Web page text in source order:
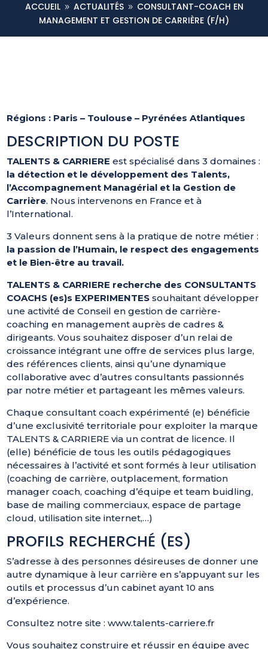
ACCUEIL 9 ACTUALITÉS 9 CONSULTANT-COACH EN
MANAGEMENT ET GESTION DE CARRIÈRE (F/H)
Régions : Paris – Toulouse – Pyrénées Atlantiques
DESCRIPTION DU POSTE
TALENTS & CARRIERE est spécialisé dans 3 domaines :
la détection et le développement des Talents,
l’Accompagnement Managérial et la Gestion de
Carrière. Nous intervenons en France et à
l’International.
3 Valeurs donnent sens à la pratique de notre métier :
la passion de l’Humain, le respect des engagements
et le Bien-être au travail.
TALENTS & CARRIERE recherche des CONSULTANTS
COACHS (es)s EXPERIMENTES souhaitant développer
une activité de Conseil en gestion de carrière-
coaching en management auprès de cadres &
dirigeants. Vous souhaitez disposer d’un relai de
croissance intégrant une offre de services plus large,
des références clients, ainsi qu’une dynamique
collaborative avec d’autres consultants passionnés
par notre métier et partageant les mêmes valeurs.
Chaque consultant coach expérimenté (e) bénéficie
d’une exclusivité territoriale pour exploiter la marque
TALENTS & CARRIERE via un contrat de licence. Il
(elle) bénéficie de tous les outils pédagogiques
nécessaires à l’activité et sont formés à leur utilisation
(coaching de carrière, outplacement, formation
manager coach, coaching d’équipe et team buidling,
base de mailing commerciaux, espace de partage
cloud, utilisation site internet,…)
PROFILS RECHERCHÉ (ES)
S’adresse à des personnes désireuses de donner une
autre dynamique à leur carrière en s’appuyant sur les
outils et processus d’un cabinet ayant 10 ans
d’expérience.
Consultez notre site : www.talents-carriere.fr
Vous souhaitez construire et réussir en équipe avec